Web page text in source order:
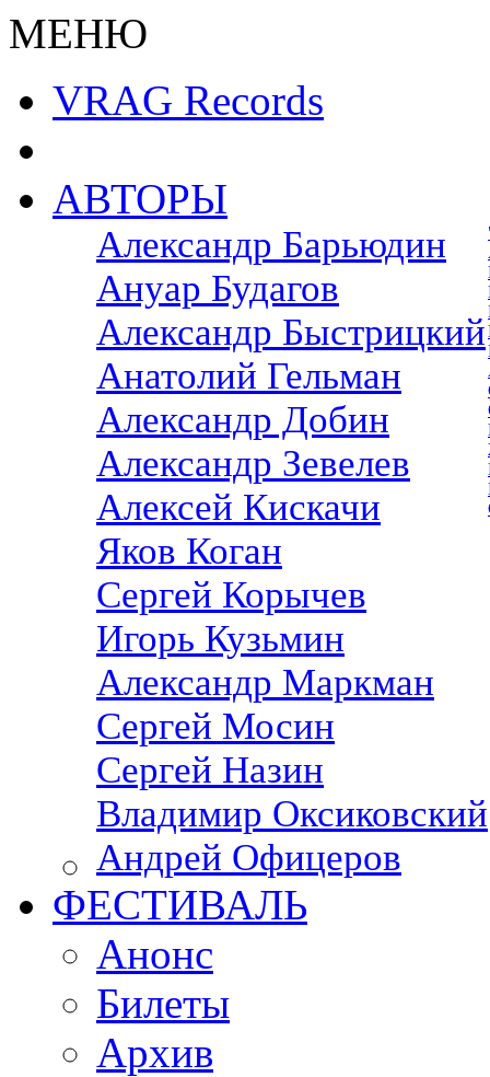
МЕНЮ
VRAG Records
АВТОРЫ
Александр Барьюдин
Ануар Будагов
Александр Быстрицкий
Анатолий Гельман
Александр Добин
Александр Зевелев
Алексей Кискачи
Яков Коган
Сергей Корычев
Игорь Кузьмин
Александр Маркман
Сергей Мосин
Сергей Назин
Владимир Оксиковский
Андрей Офицеров
ФЕСТИВАЛЬ
Анонс
Билеты
Архив